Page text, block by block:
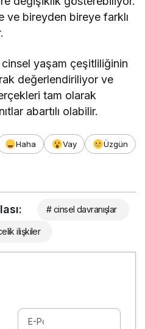
ve bireyden bireye farklı
yaşam çeşitliliğinin
değerlendiriliyor ve
tam olarak
abartılı olabilir.
Haha Vay
Üzgün
# cinsel davranışlar
ilişkiler